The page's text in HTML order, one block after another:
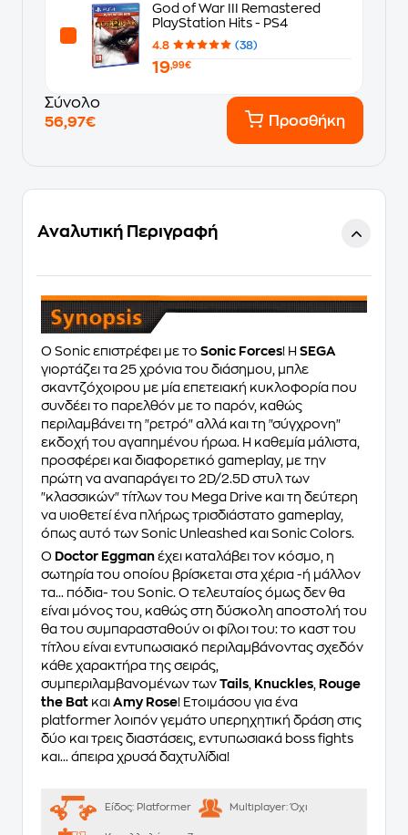
God of War III Remastered
PlayStation Hits - PS4
4.8 (38)
19,99€
Σύνολο
56,97€
Προσθήκη
Αναλυτική Περιγραφή
Ο Sonic επιστρέφει με το Sonic Forces! Η SEGA
γιορτάζει τα 25 χρόνια του διάσημου, μπλε
σκαντζόχοιρου με μία επετειακή κυκλοφορία που
συνδέει το παρελθόν με το παρόν, καθώς
περιλαμβάνει τη "ρετρό" αλλά και τη "σύγχρονη"
εκδοχή του αγαπημένου ήρωα. Η καθεμία μάλιστα,
προσφέρει και διαφορετικό gameplay, με την
πρώτη να αναπαράγει το 2D/2.5D στυλ των
"κλασσικών" τίτλων του Mega Drive και τη δεύτερη
να υιοθετεί ένα πλήρως τρισδιάστατο gameplay,
όπως αυτό των Sonic Unleashed και Sonic Colors.
O Doctor Eggman έχει καταλάβει τον κόσμο, η
σωτηρία του οποίου βρίσκεται στα χέρια -ή μάλλον
τα... πόδια- του Sonic. Ο τελευταίος όμως δεν θα
είναι μόνος του, καθώς στη δύσκολη αποστολή του
θα του συμπαρασταθούν οι φίλοι του: το καστ του
τίτλου είναι εντυπωσιακό περιλαμβάνοντας σχεδόν
κάθε χαρακτήρα της σειράς,
συμπεριλαμβανομένων των Tails Knuckles
Rouge
the Bat και Amy Rose! Ετοιμάσου για ένα
platformer λοιπόν γεμάτο υπερηχητική δράση στις
δύο και τρεις διαστάσεις, εντυπωσιακά boss fights
και... άπειρα χρυσά δαχτυλίδια!
Είδος: Platformer Multiplayer:Όχι